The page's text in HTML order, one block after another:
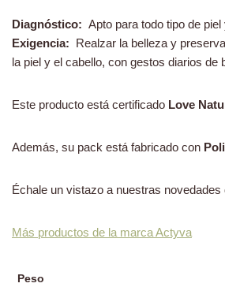
Diagnóstico: Apto para todo tipo de piel
Exigencia: Realzar la belleza y
la piel y el cabello, con gestos diarios de
Este producto está certificado Love
Además, su pack está fabricado con
Échale un vistazo a nuestras novedades
Más productos de la marca Actyva
Peso